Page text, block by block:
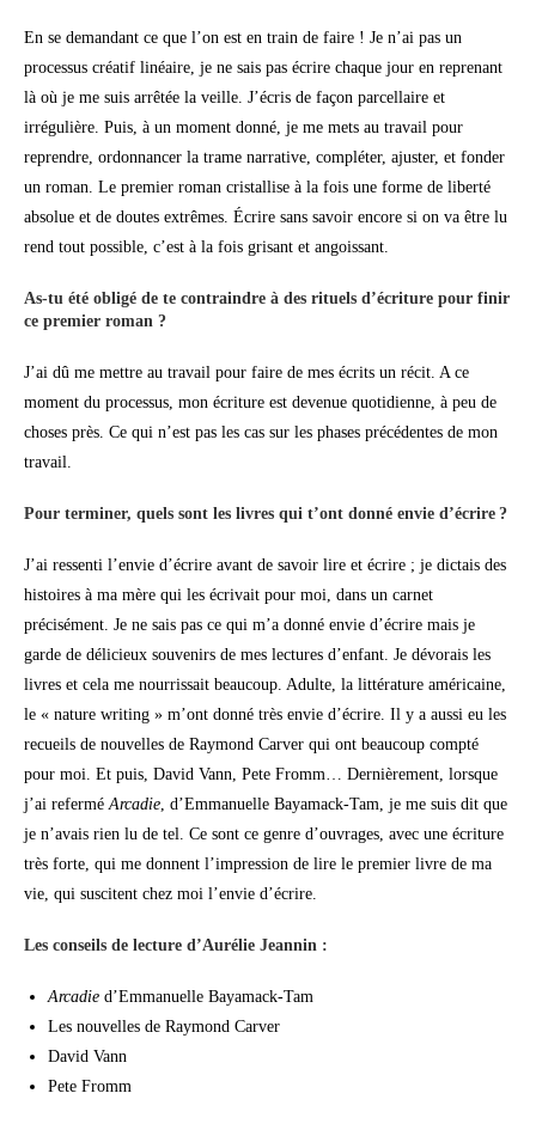
En se demandant ce que l’on est en train de faire ! Je n’ai pas un
processus créatif linéaire, je ne sais pas écrire chaque jour en reprenant
là où je me suis arrêtée la veille. J’écris de façon parcellaire et
irrégulière. Puis, à un moment donné, je me mets au travail pour
reprendre, ordonnancer la trame narrative, compléter, ajuster, et fonder
un roman. Le premier roman cristallise à la fois une forme de liberté
absolue et de doutes extrêmes. Écrire sans savoir encore si on va être lu
rend tout possible, c’est à la fois grisant et angoissant.
As-tu été obligé de te contraindre à des rituels d’écriture pour finir
ce premier roman ?
J’ai dû me mettre au travail pour faire de mes écrits un récit. A ce
moment du processus, mon écriture est devenue quotidienne, à peu de
choses près. Ce qui n’est pas les cas sur les phases précédentes de mon
travail.
Pour terminer, quels sont les livres qui t’ont donné envie d’écrire ?
J’ai ressenti l’envie d’écrire avant de savoir lire et écrire ; je dictais des
histoires à ma mère qui les écrivait pour moi, dans un carnet
précisément. Je ne sais pas ce qui m’a donné envie d’écrire mais je
garde de délicieux souvenirs de mes lectures d’enfant. Je dévorais les
livres et cela me nourrissait beaucoup. Adulte, la littérature américaine,
le « nature writing » m’ont donné très envie d’écrire. Il y a aussi eu les
recueils de nouvelles de Raymond Carver qui ont beaucoup compté
pour moi. Et puis, David Vann, Pete Fromm… Dernièrement, lorsque
j’ai refermé Arcadie , d’Emmanuelle Bayamack-Tam, je me suis dit que
je n’avais rien lu de tel. Ce sont ce genre d’ouvrages, avec une écriture
très forte, qui me donnent l’impression de lire le premier livre de ma
vie, qui suscitent chez moi l’envie d’écrire.
Les conseils de lecture d’Aurélie Jeannin :
Arcadie d’Emmanuelle Bayamack-Tam
Les nouvelles de Raymond Carver
David Vann
Pete Fromm